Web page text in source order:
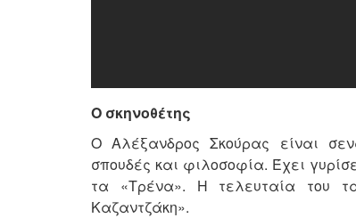
Ο σκηνοθέτης
Ο Αλέξανδρος Σκούρας είναι
σπουδές και φιλοσοφία. Έχει
τα «Τρένα». Η τελευταία του
Καζαντζάκη».